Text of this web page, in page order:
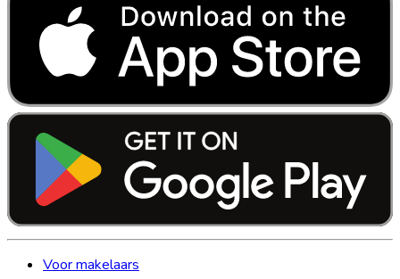
Voor makelaars